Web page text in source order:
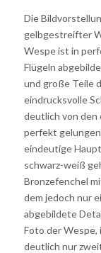
Die
gelbgestreifter
Wespe ist in
Flügeln
und große Teile
eindrucksvolle
deutlich von den
perfekt
eindeutige
schwarz-weiß
Bronzefenchel
dem jedoch nur
abgebildete
Foto der Wespe,
deutlich nur